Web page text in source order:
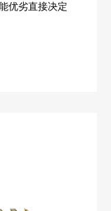
优劣直接决定